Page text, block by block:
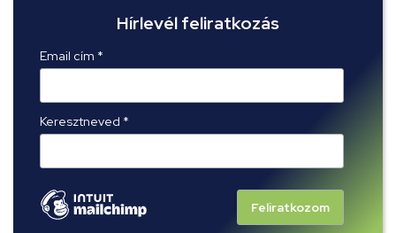
Hírlevél feliratkozás
Email cím *
Keresztneved *